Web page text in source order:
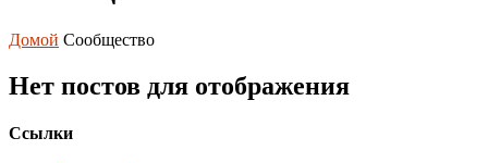
Домой Сообщество
Нет постов для отображения
Ссылки